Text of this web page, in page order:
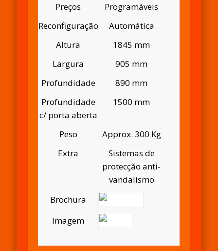
Preços
Programáveis
Reconfiguração
Automática
Altura
1845 mm
Largura
905 mm
Profundidade
890 mm
Profundidade
c/ porta aberta
1500 mm
Peso
Approx. 300 Kg
Extra
Sistemas de
protecção anti-
vandalismo
Brochura
Imagem